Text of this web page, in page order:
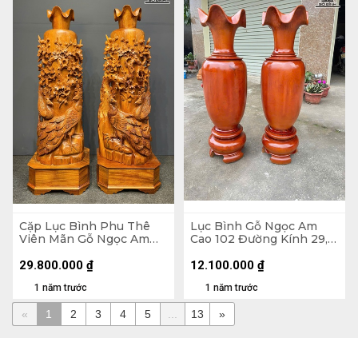
Cặp Lục Bình Phu Thê
Viên Mãn Gỗ Ngọc Am
Sâu 40 (cm) - Kỷ Cao 20
1 năm trước
29.800.000 ₫
Lục Bình Gỗ Ngọc Am
Cao 102 Đường Kính 29,5
1 năm trước
12.100.000 ₫
« 1 2 3 4 5 13 »